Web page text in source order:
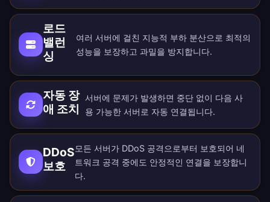
로드
밸런
싱
여러 서버에 걸친 지능적 부하 분산으로 최적의
성능을 보장하고 과밀을 방지합니다.
자동 장
애 조치
서버에 문제가 발생하면 중단 없이 다음 사
용 가능한 서버로 자동 연결됩니다.
DDoS
보호
모든 서버가 DDoS 공격으로부터 보호되어 네
트워크 공격 중에도 안정적인 연결을 보장합니
다.